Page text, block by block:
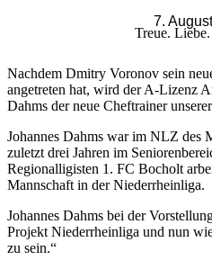
7.
Treue.
Nachdem Dmitry Voronov sein
angetreten hat, wird der A-Lizenz
Dahms der neue Cheftrainer
Johannes Dahms war im NLZ des
zuletzt drei Jahren im
Regionalligisten 1. FC Bocholt
Mannschaft in der Niederrheinliga.
Johannes Dahms bei der
Projekt Niederrheinliga und nun
zu sein.“